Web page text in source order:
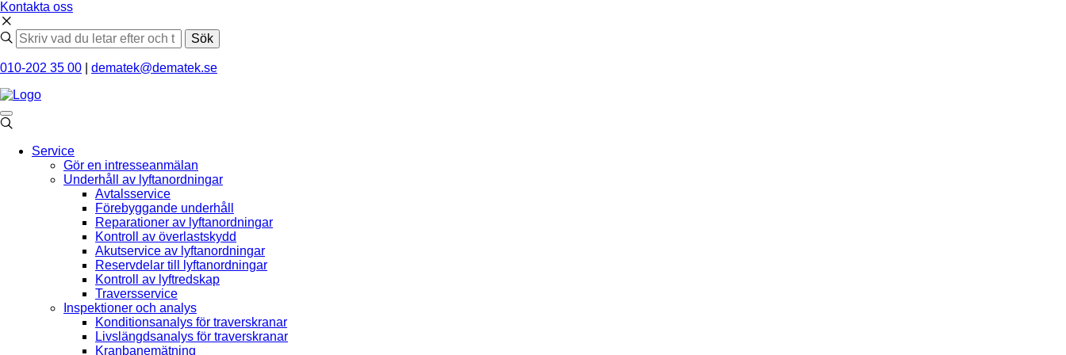
Kontakta oss
Sök
010-202 35 00 dematek@dematek.se
Service
Gör en intresseanmälan
Underhåll av lyftanordningar
Avtalsservice
Förebyggande underhåll
Reparationer av lyftanordningar
Kontroll av överlastskydd
Akutservice av lyftanordningar
Reservdelar till lyftanordningar
Kontroll av lyftredskap
Traversservice
Inspektioner och analys
Konditionsanalys för traverskranar
Livslängdsanalys för traverskranar
Kranbanemätning